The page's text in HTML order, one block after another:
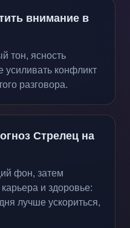
внимание в
тон, ясность
усиливать конфликт
разговора.
Стрелец на
фон, затем
и здоровье:
лучше ускориться,